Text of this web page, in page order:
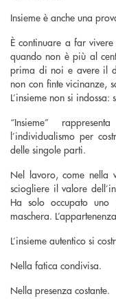
Insieme è anche una
È continuare a far
quando non è più al
prima di noi e avere il
non con finte vicinanze,
L’insieme non si indossa:
“Insieme”
l’individualismo per
delle singole parti.
Nel lavoro, come nella
sciogliere il valore
Ha solo occupato uno
maschera.
L’insieme autentico si
Nella fatica condivisa.
Nella presenza costante.